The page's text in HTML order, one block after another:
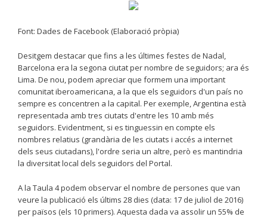
Font: Dades de Facebook (Elaboració pròpia)
Desitgem destacar que fins a les últimes festes de Nadal,
Barcelona era la segona ciutat per nombre de seguidors; ara és
Lima. De nou, podem apreciar que formem una important
comunitat iberoamericana, a la que els seguidors d'un país no
sempre es concentren a la capital. Per exemple, Argentina està
representada amb tres ciutats d'entre les 10 amb més
seguidors. Evidentment, si es tinguessin en compte els
nombres relatius (grandària de les ciutats i accés a internet
dels seus ciutadans), l'ordre seria un altre, però es mantindria
la diversitat local dels seguidors del Portal.
A la Taula 4 podem observar el nombre de persones que van
veure la publicació els últims 28 dies (data: 17 de juliol de 2016)
per països (els 10 primers). Aquesta dada va assolir un 55% de